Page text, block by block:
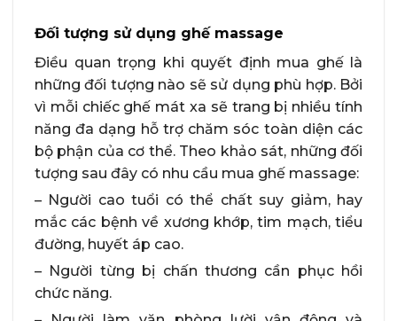
Đối tượng sử dụng ghế massage
Điều quan trọng khi quyết định mua ghế là
những đối tượng nào sẽ sử dụng phù hợp. Bởi
vì mỗi chiếc ghế mát xa sẽ trang bị nhiều tính
năng đa dạng hỗ trợ chăm sóc toàn diện các
bộ phận của cơ thể. Theo khảo sát, những đối
tượng sau đây có nhu cầu mua ghế massage:
– Người cao tuổi có thể chất suy giảm, hay
mắc các bệnh về xương khớp, tim mạch, tiểu
đường, huyết áp cao.
– Người từng bị chấn thương cần phục hồi
chức năng.